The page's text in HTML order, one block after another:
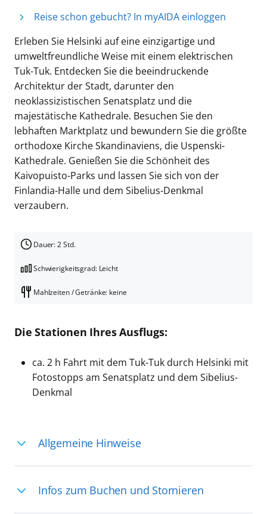
Reise schon gebucht? In myAIDA einloggen
Erleben Sie Helsinki auf eine einzigartige und
umweltfreundliche Weise mit einem elektrischen
Tuk-Tuk. Entdecken Sie die beeindruckende
Architektur der Stadt, darunter den
neoklassizistischen Senatsplatz und die
majestätische Kathedrale. Besuchen Sie den
lebhaften Marktplatz und bewundern Sie die größte
orthodoxe Kirche Skandinaviens, die Uspenski-
Kathedrale. Genießen Sie die Schönheit des
Kaivopuisto-Parks und lassen Sie sich von der
Finlandia-Halle und dem Sibelius-Denkmal
verzaubern.
Dauer: 2 Std.
Schwierigkeitsgrad: Leicht
Mahlzeiten / Getränke: keine
Die Stationen Ihres Ausflugs:
ca. 2 h Fahrt mit dem Tuk-Tuk durch Helsinki mit
Fotostopps am Senatsplatz und dem Sibelius-
Denkmal
Allgemeine Hinweise
Deutschsprachige Reiseleiter:innen sind
in vielen Regionen verfügbar, aber in
Infos zum Buchen und Stornieren